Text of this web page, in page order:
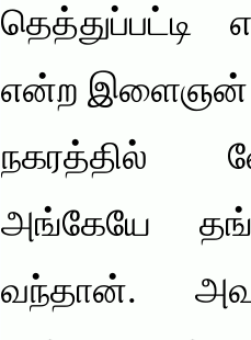
என்ற இளைஞன்
நகரத்தில்
அங்கேயே
வந்தான்.